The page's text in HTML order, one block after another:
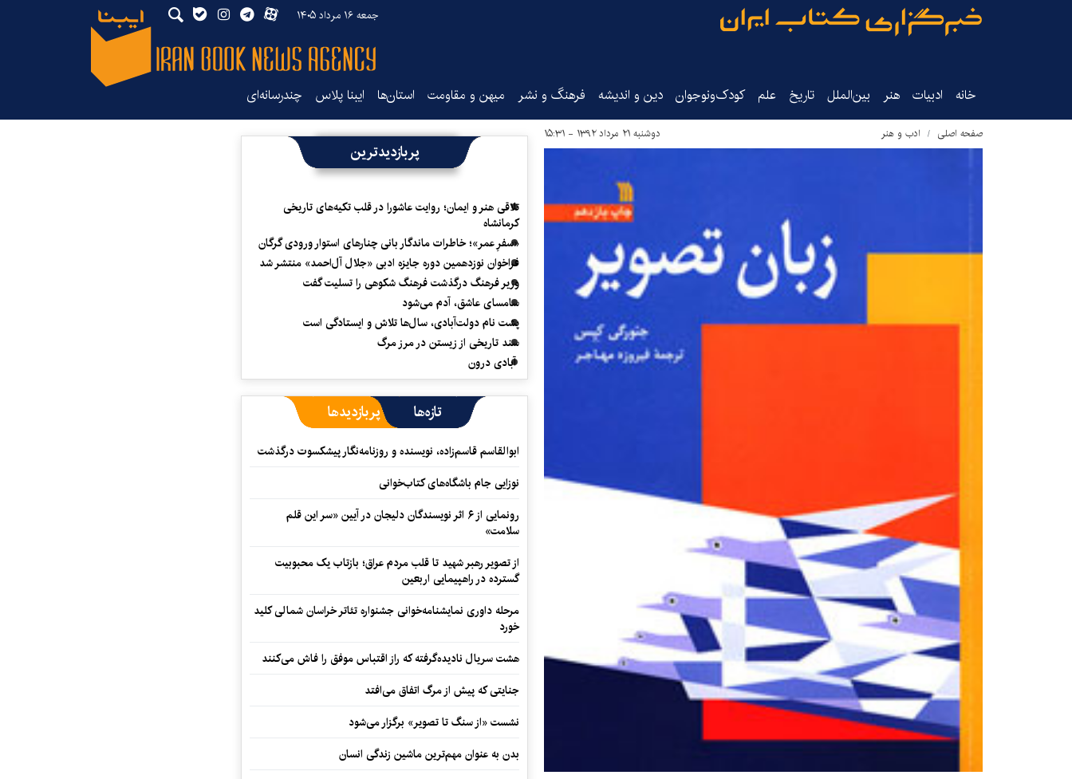
جمعه ۱۶ مرداد ۱۴۰۵
خانه ادبیات هنر بین‌الملل تاریخ‌ علم کودک‌ونوجوان دین و اندیشه فرهنگ و نشر میهن و مقاومت استان‌ها ایبنا پلاس چندرسانه‌ای
صفحه اصلی ادب و هنر دوشنبه ۲۱ مرداد ۱۳۹۲ - ۱۵:۳۱
پربازدیدترین
تلاقی هنر و ایمان؛ روایت عاشورا در قلب تکیه‌های تاریخی
کرمانشاه
«سفرِ عمر»؛ خاطرات ماندگار بانی چنارهای استوار ورودی گرگان
فراخوان نوزدهمین دوره جایزه ادبی «جلال آل‌احمد» منتشر شد
وزیر فرهنگ درگذشت فرهنگ شکوهی را تسلیت گفت
سامسای عاشق، آدم می‌شود
پشت نام دولت‌آبادی، سال‌ها تلاش و ایستادگی است
سند تاریخی از زیستن در مرز مرگ
آبادی درون
تازه‌ها پربازدیدها
ابوالقاسم قاسم‌زاده، نویسنده و روزنامه‌نگار پیشکسوت درگذشت
نوزایی جام باشگاه‌های کتاب‌خوانی
رونمایی از ۶ اثر نویسندگان دلیجان در آیین «سر این قلم
سلامت»
از تصویر رهبر شهید تا قلب مردم عراق؛ بازتاب یک محبوبیت
گسترده در راهپیمایی اربعین
مرحله داوری نمایشنامه‌خوانی جشنواره تئاتر خراسان شمالی کلید
خورد
هشت سریال نادیده‌گرفته که راز اقتباس موفق را فاش می‌کنند
جنایتی که پیش از مرگ اتفاق می‌افتد
نشست «از سنگ تا تصویر» برگزار می‌شود
بدن به عنوان مهم‌ترین ماشین زندگی انسان